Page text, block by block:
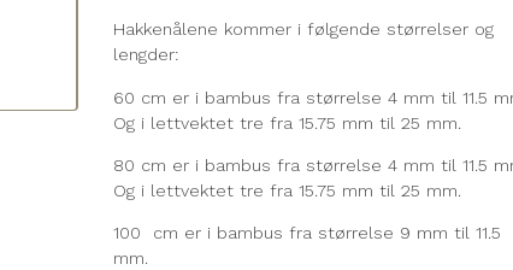
Hakkenålene kommer i følgende størrelser og
lengder:
60 cm er i bambus fra størrelse 4 mm til 11.5
Og i lettvektet tre fra 15.75 mm til 25 mm.
80 cm er i bambus fra størrelse 4 mm til 11.5
Og i lettvektet tre fra 15.75 mm til 25 mm.
100 cm er i bambus fra størrelse 9 mm til 11.5
mm.